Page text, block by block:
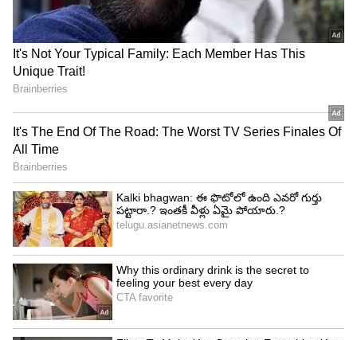
ఇతర స్కాల్ప్ సమస్యలు వారు నిపుణుల సలహా
తీసుకోవడం మంచిది.
4
6